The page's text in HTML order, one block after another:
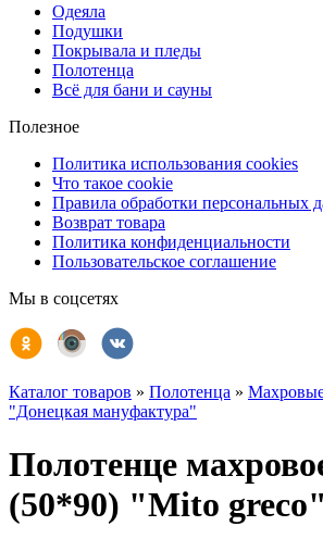
Одеяла
Подушки
Покрывала и пледы
Полотенца
Всё для бани и сауны
Полезное
Политика использования cookies
Что такое cookie
Правила обработки персональных
Возврат товара
Политика конфиденциальности
Пользовательское соглашение
Мы в соцсетях
Каталог товаров » Полотенца »
"Донецкая мануфактура"
Полотенце
(50*90) "Mito